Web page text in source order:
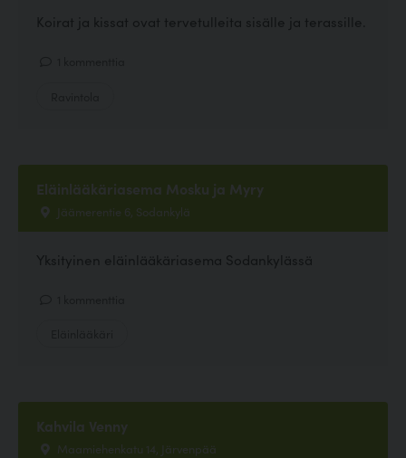
Koirat ja kissat ovat tervetulleita sisälle ja terassille.
Eläinlääkäriasema Mosku ja Myry
Jäämerentie 6, Sodankylä
Yksityinen eläinlääkäriasema Sodankylässä
Kahvila Venny
Maamiehenkatu 14, Järvenpää